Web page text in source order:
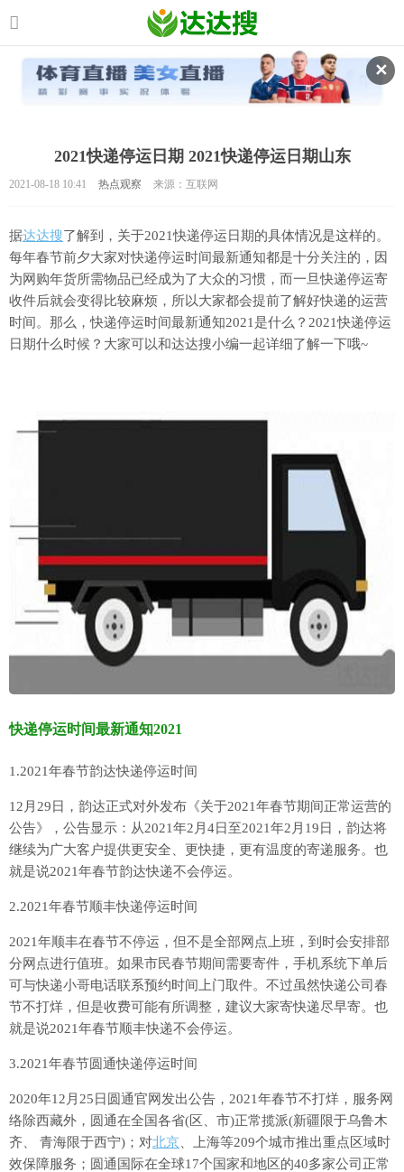
✕
2021快递停运日期 2021快递停运日期山东
2021-08-18 10:41 热点观察 来源：互联网
据达达搜了解到，关于2021快递停运日期的具体情况是这样的。
每年春节前夕大家对快递停运时间最新通知都是十分关注的，因
为网购年货所需物品已经成为了大众的习惯，而一旦快递停运寄
收件后就会变得比较麻烦，所以大家都会提前了解好快递的运营
时间。那么，快递停运时间最新通知2021是什么？2021快递停运
日期什么时候？大家可以和达达搜小编一起详细了解一下哦~
快递停运时间最新通知2021
1.2021年春节韵达快递停运时间
12月29日，韵达正式对外发布《关于2021年春节期间正常运营的
公告》，公告显示：从2021年2月4日至2021年2月19日，韵达将
继续为广大客户提供更安全、更快捷，更有温度的寄递服务。也
就是说2021年春节韵达快递不会停运。
2.2021年春节顺丰快递停运时间
2021年顺丰在春节不停运，但不是全部网点上班，到时会安排部
分网点进行值班。如果市民春节期间需要寄件，手机系统下单后
可与快递小哥电话联系预约时间上门取件。不过虽然快递公司春
节不打烊，但是收费可能有所调整，建议大家寄快递尽早寄。也
就是说2021年春节顺丰快递不会停运。
3.2021年春节圆通快递停运时间
2020年12月25日圆通官网发出公告，2021年春节不打烊，服务网
络除西藏外，圆通在全国各省(区、市)正常揽派(新疆限于乌鲁木
齐、 青海限于西宁)；对北京 、上海等209个城市推出重点区域时
效保障服务；圆通国际在全球17个国家和地区的40多家公司正常